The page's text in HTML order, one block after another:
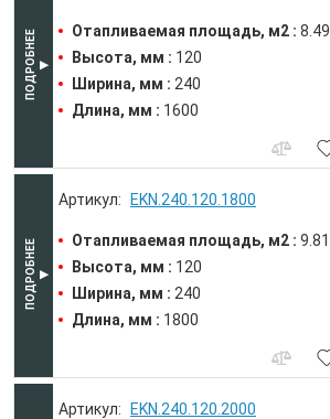
Отапливаемая площадь, м2 : 8.49
Высота, мм : 120
Ширина, мм : 240
Длина, мм : 1600
EKN.240.120.1800
Отапливаемая площадь, м2 : 9.81
Высота, мм : 120
Ширина, мм : 240
Длина, мм : 1800
EKN.240.120.2000